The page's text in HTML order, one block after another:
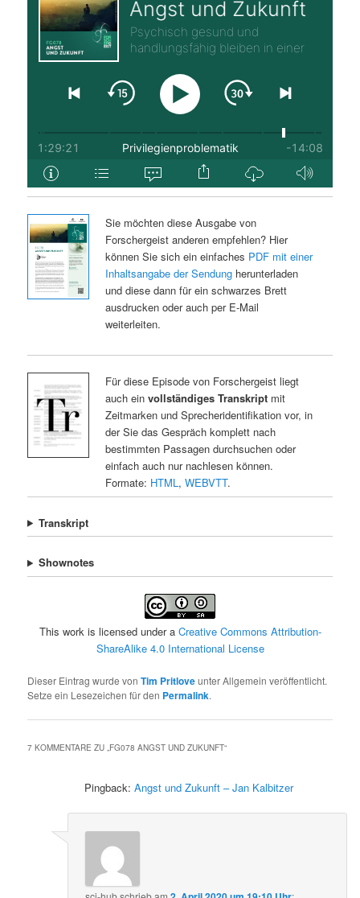
Sie möchten diese Ausgabe von
Forschergeist anderen empfehlen? Hier
können Sie sich ein einfaches PDF mit einer
Inhaltsangabe der Sendungherunterladen
und diese dann für ein schwarzes Brett
ausdrucken oder auch per E-Mail
weiterleiten.
Für diese Episode von Forschergeist liegt
auch ein vollständiges Transkriptmit
Zeitmarken und Sprecheridentifikation vor, in
der Sie das Gespräch komplett nach
bestimmten Passagen durchsuchen oder
einfach auch nur nachlesen können.
Formate: HTML, WEBVTT.
Transkript
Shownotes
This work is licensed under a Creative Commons Attribution-
ShareAlike 4.0 International License
Dieser Eintrag wurde vonTim Pritloveunter Allgemein veröffentlicht.
Setze ein Lesezeichen für den Permalink.
7 KOMMENTARE ZU „FG078 ANGST UND ZUKUNFT“
Pingback:Angst und Zukunft – Jan Kalbitzer